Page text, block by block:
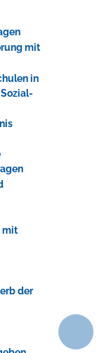
mit
in
mit
der